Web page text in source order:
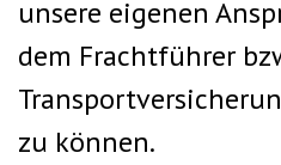
unsere eigenen
dem Frachtführer
zu können.